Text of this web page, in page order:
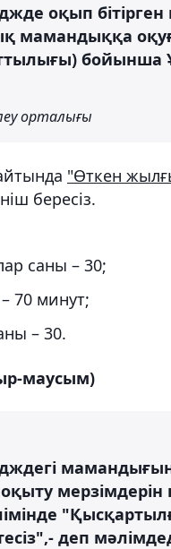
оқып
оқуға
орталығы
"Өткен
бересіз.
саны – 30;
70 минут;
– 30.
маусым)
мерзімдерін
деп